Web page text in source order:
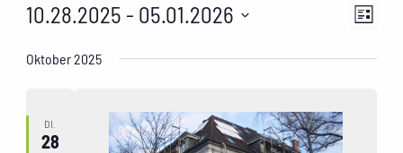
Veranstaltungen
Liste
10.28.2025 - 05.01.2026
wählen.
Oktober 2025
DI.
28